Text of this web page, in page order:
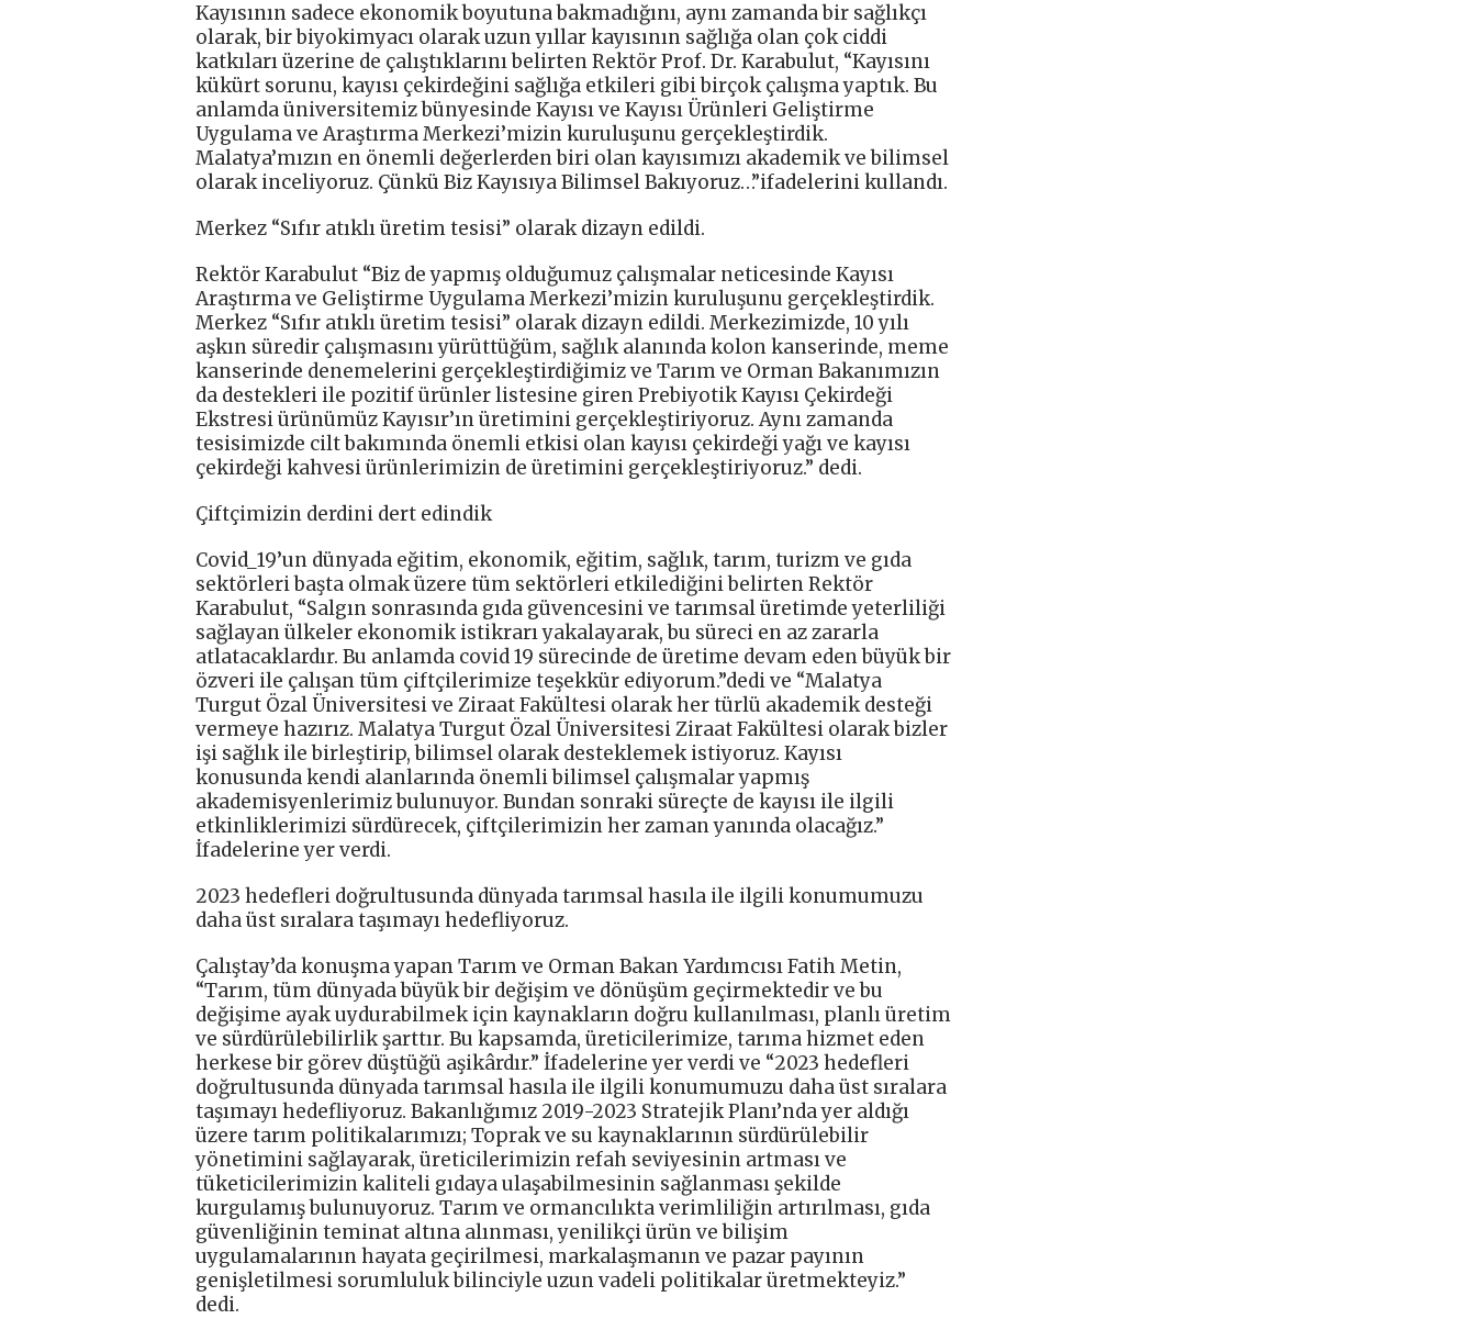
Kayısının sadece ekonomik boyutuna bakmadığını, aynı zamanda bir sağlıkçı
olarak, bir biyokimyacı olarak uzun yıllar kayısının sağlığa olan çok ciddi
katkıları üzerine de çalıştıklarını belirten Rektör Prof. Dr. Karabulut, “Kayısını
kükürt sorunu, kayısı çekirdeğini sağlığa etkileri gibi birçok çalışma yaptık. Bu
anlamda üniversitemiz bünyesinde Kayısı ve Kayısı Ürünleri Geliştirme
Uygulama ve Araştırma Merkezi’mizin kuruluşunu gerçekleştirdik.
Malatya’mızın en önemli değerlerden biri olan kayısımızı akademik ve bilimsel
olarak inceliyoruz. Çünkü Biz Kayısıya Bilimsel Bakıyoruz…”ifadelerini kullandı.
Merkez “Sıfır atıklı üretim tesisi” olarak dizayn edildi.
Rektör Karabulut “Biz de yapmış olduğumuz çalışmalar neticesinde Kayısı
Araştırma ve Geliştirme Uygulama Merkezi’mizin kuruluşunu gerçekleştirdik.
Merkez “Sıfır atıklı üretim tesisi” olarak dizayn edildi. Merkezimizde, 10 yılı
aşkın süredir çalışmasını yürüttüğüm, sağlık alanında kolon kanserinde, meme
kanserinde denemelerini gerçekleştirdiğimiz ve Tarım ve Orman Bakanımızın
da destekleri ile pozitif ürünler listesine giren Prebiyotik Kayısı Çekirdeği
Ekstresi ürünümüz Kayısır’ın üretimini gerçekleştiriyoruz. Aynı zamanda
tesisimizde cilt bakımında önemli etkisi olan kayısı çekirdeği yağı ve kayısı
çekirdeği kahvesi ürünlerimizin de üretimini gerçekleştiriyoruz.” dedi.
Çiftçimizin derdini dert edindik
Covid_19’un dünyada eğitim, ekonomik, eğitim, sağlık, tarım, turizm ve gıda
sektörleri başta olmak üzere tüm sektörleri etkilediğini belirten Rektör
Karabulut, “Salgın sonrasında gıda güvencesini ve tarımsal üretimde yeterliliği
sağlayan ülkeler ekonomik istikrarı yakalayarak, bu süreci en az zararla
atlatacaklardır. Bu anlamda covid 19 sürecinde de üretime devam eden büyük bir
özveri ile çalışan tüm çiftçilerimize teşekkür ediyorum.”dedi ve “Malatya
Turgut Özal Üniversitesi ve Ziraat Fakültesi olarak her türlü akademik desteği
vermeye hazırız. Malatya Turgut Özal Üniversitesi Ziraat Fakültesi olarak bizler
işi sağlık ile birleştirip, bilimsel olarak desteklemek istiyoruz. Kayısı
konusunda kendi alanlarında önemli bilimsel çalışmalar yapmış
akademisyenlerimiz bulunuyor. Bundan sonraki süreçte de kayısı ile ilgili
etkinliklerimizi sürdürecek, çiftçilerimizin her zaman yanında olacağız.”
İfadelerine yer verdi.
2023 hedefleri doğrultusunda dünyada tarımsal hasıla ile ilgili konumumuzu
daha üst sıralara taşımayı hedefliyoruz.
Çalıştay’da konuşma yapan Tarım ve Orman Bakan Yardımcısı Fatih Metin,
“Tarım, tüm dünyada büyük bir değişim ve dönüşüm geçirmektedir ve bu
değişime ayak uydurabilmek için kaynakların doğru kullanılması, planlı üretim
ve sürdürülebilirlik şarttır. Bu kapsamda, üreticilerimize, tarıma hizmet eden
herkese bir görev düştüğü aşikârdır.” İfadelerine yer verdi ve “2023 hedefleri
doğrultusunda dünyada tarımsal hasıla ile ilgili konumumuzu daha üst sıralara
taşımayı hedefliyoruz. Bakanlığımız 2019-2023 Stratejik Planı’nda yer aldığı
üzere tarım politikalarımızı; Toprak ve su kaynaklarının sürdürülebilir
yönetimini sağlayarak, üreticilerimizin refah seviyesinin artması ve
tüketicilerimizin kaliteli gıdaya ulaşabilmesinin sağlanması şekilde
kurgulamış bulunuyoruz. Tarım ve ormancılıkta verimliliğin artırılması, gıda
güvenliğinin teminat altına alınması, yenilikçi ürün ve bilişim
uygulamalarının hayata geçirilmesi, markalaşmanın ve pazar payının
genişletilmesi sorumluluk bilinciyle uzun vadeli politikalar üretmekteyiz.”
dedi.